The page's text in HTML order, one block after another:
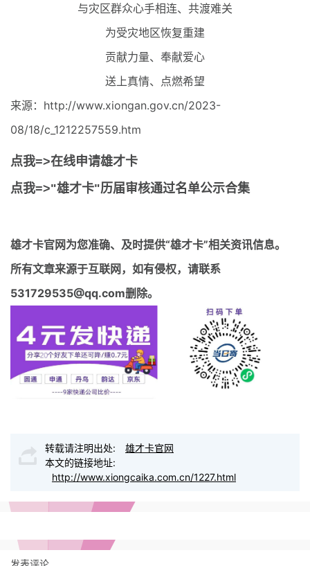
与灾区群众心手相连、共渡难关
为受灾地区恢复重建
贡献力量、奉献爱心
送上真情、点燃希望
来源：http://www.xiongan.gov.cn/2023-
08/18/c_1212257559.htm
点我=>在线申请雄才卡
点我=>"雄才卡"历届审核通过名单公示合集
雄才卡官网为您准确、及时提供“雄才卡”相关资讯信息。
所有文章来源于互联网，如有侵权，请联系
531729535@qq.com删除。
转载请注明出处:
雄才卡官网
本文的链接地址:
http://www.xiongcaika.com.cn/1227.html